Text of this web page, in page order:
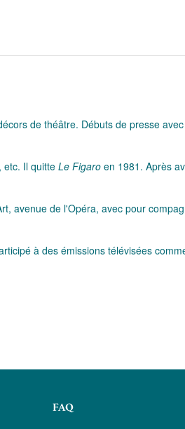
de théâtre. Débuts de presse avec
Il quitteLe Figaro en 1981. Après
avenue de l'Opéra, avec pour
à des émissions télévisées
FAQ